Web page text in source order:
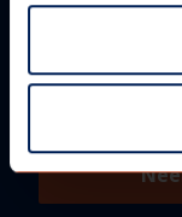
WIJ HELPEN